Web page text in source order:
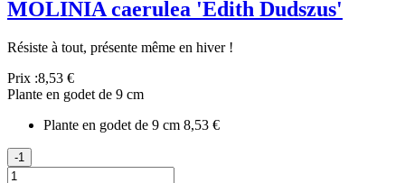
MOLINIA caerulea 'Edith Dudszus'
Résiste à tout, présente même en hiver !
Prix :8,53 €
Plante en godet de 9 cm
Plante en godet de 9 cm 8,53 €
-1